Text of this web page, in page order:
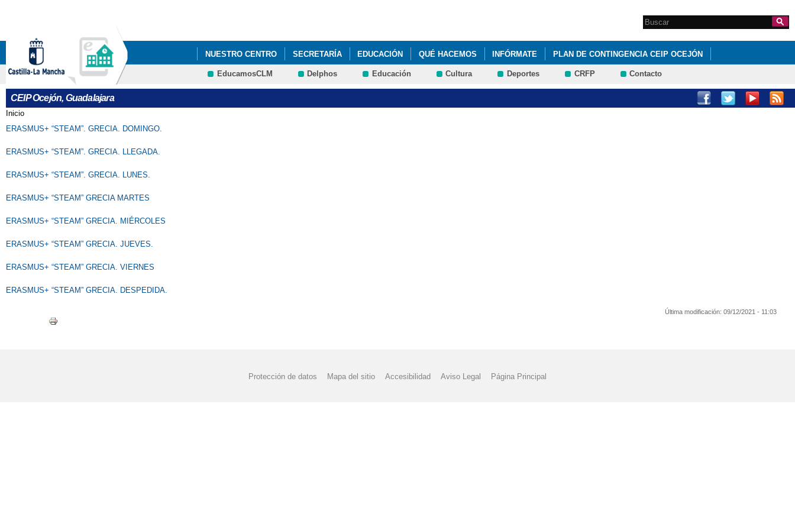
Formulario de
búsqueda
Search this site
NUESTRO CENTRO SECRETARÍA EDUCACIÓN QUÉ HACEMOS INFÓRMATE PLAN DE CONTINGENCIA CEIP OCEJÓN
PLAN INICIO DE CURSO 2020/2021
EducamosCLM Delphos Educación Cultura Deportes CRFP Contacto
CEIP Ocejón, Guadalajara
Se encuentra usted aquí
Inicio
ERASMUS+ “STEAM”. GRECIA. DOMINGO.
ERASMUS+ “STEAM”. GRECIA. LLEGADA.
ERASMUS+ “STEAM”. GRECIA. LUNES.
ERASMUS+ “STEAM” GRECIA MARTES
ERASMUS+ “STEAM” GRECIA. MIÉRCOLES
ERASMUS+ “STEAM” GRECIA. JUEVES.
ERASMUS+ “STEAM” GRECIA. VIERNES
ERASMUS+ “STEAM” GRECIA. DESPEDIDA.
Última modificación: 09/12/2021 - 11:03
Protección de datos Mapa del sitio Accesibilidad Aviso Legal Página Principal